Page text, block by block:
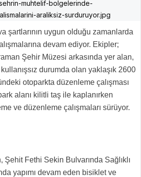
şartlarının uygun olduğu zamanlarda
devam ediyor. Ekipler;
Şehir Müzesi arkasında yer alan,
durumda olan yaklaşık 2600
otoparkta düzenleme çalışması
alanı kilitli taş ile kaplanırken
ve düzenleme çalışmaları sürüyor.
Şehit Fethi Sekin Bulvarında Sağlıklı
yapımı devam eden bisiklet ve